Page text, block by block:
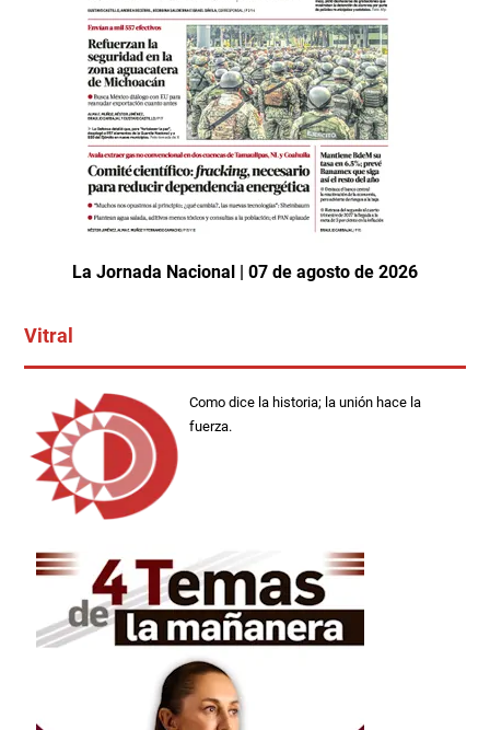
La Jornada Nacional | 07 de agosto de 2026
Vitral
Como dice la historia; la unión hace la
fuerza.